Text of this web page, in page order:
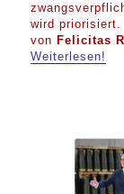
wird priorisiert.
von Felicitas
Weiterlesen!